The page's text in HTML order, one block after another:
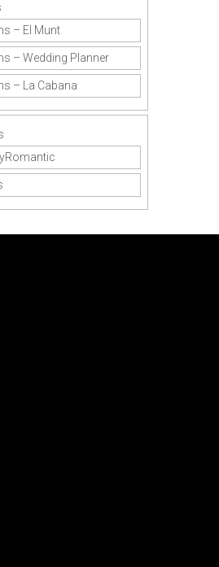
– El Munt
– Wedding Planner
– La Cabana